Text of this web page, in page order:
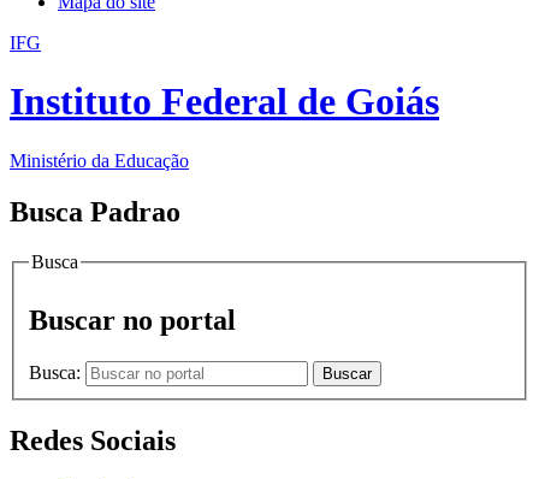
IFG
Instituto Federal de Goiás
Ministério da Educação
Busca Padrao
Busca
Buscar no portal
Busca: Buscar
Redes Sociais